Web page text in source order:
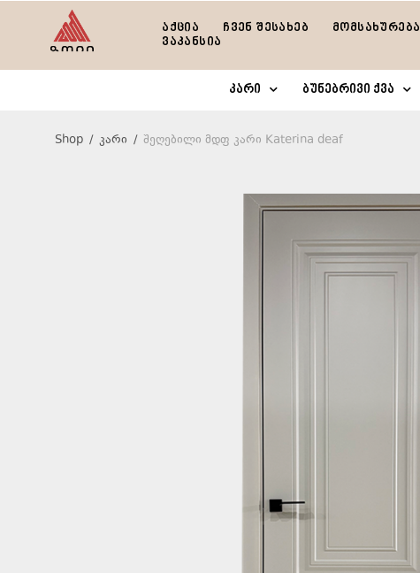
აქცია ჩვენ შესახებ მომსახურება
ვაკანსია
კარი ბუნებრივი ქვა
Shop / კარი / შეღებილი მდფ კარი Katerina deaf